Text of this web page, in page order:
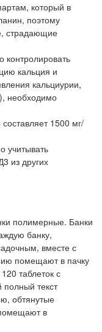
который в
поэтому
страдающие
контролировать
кальция и
кальциурии,
необходимо
1500 мг/
учитывать
из других
полимерные. Банки
банку,
вместе с
помещают в пачку
таблеток с
полный текст
обтянутые
в